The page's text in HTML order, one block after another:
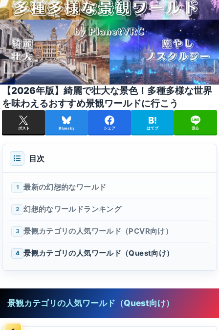
【2026年版】綺麗で壮大な景色！多種多様な世界
を味わえるおすすめ景観ワールドに行こう
ポスト Bluesky シェア はてブ 送る
目次
1 最新の幻想的なワールド
2 幻想的なワールドランキング
3 景観カテゴリの人気ワールド（PCVR向け）
4 景観カテゴリの人気ワールド（Quest向け）
景観カテゴリの人気ワールド（Quest向け）